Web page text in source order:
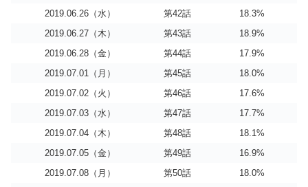
2019.06.26（水）
第42話
18.3%
2019.06.27（木）
第43話
18.9%
2019.06.28（金）
第44話
17.9%
2019.07.01（月）
第45話
18.0%
2019.07.02（火）
第46話
17.6%
2019.07.03（水）
第47話
17.7%
2019.07.04（木）
第48話
18.1%
2019.07.05（金）
第49話
16.9%
2019.07.08（月）
第50話
18.0%